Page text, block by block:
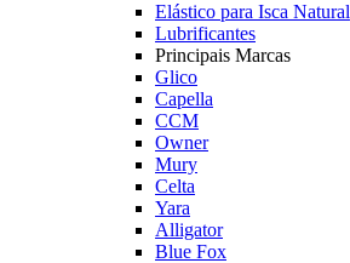
Elástico para Isca Natural
Lubrificantes
Principais Marcas
Glico
Capella
CCM
Owner
Mury
Celta
Yara
Alligator
Blue Fox